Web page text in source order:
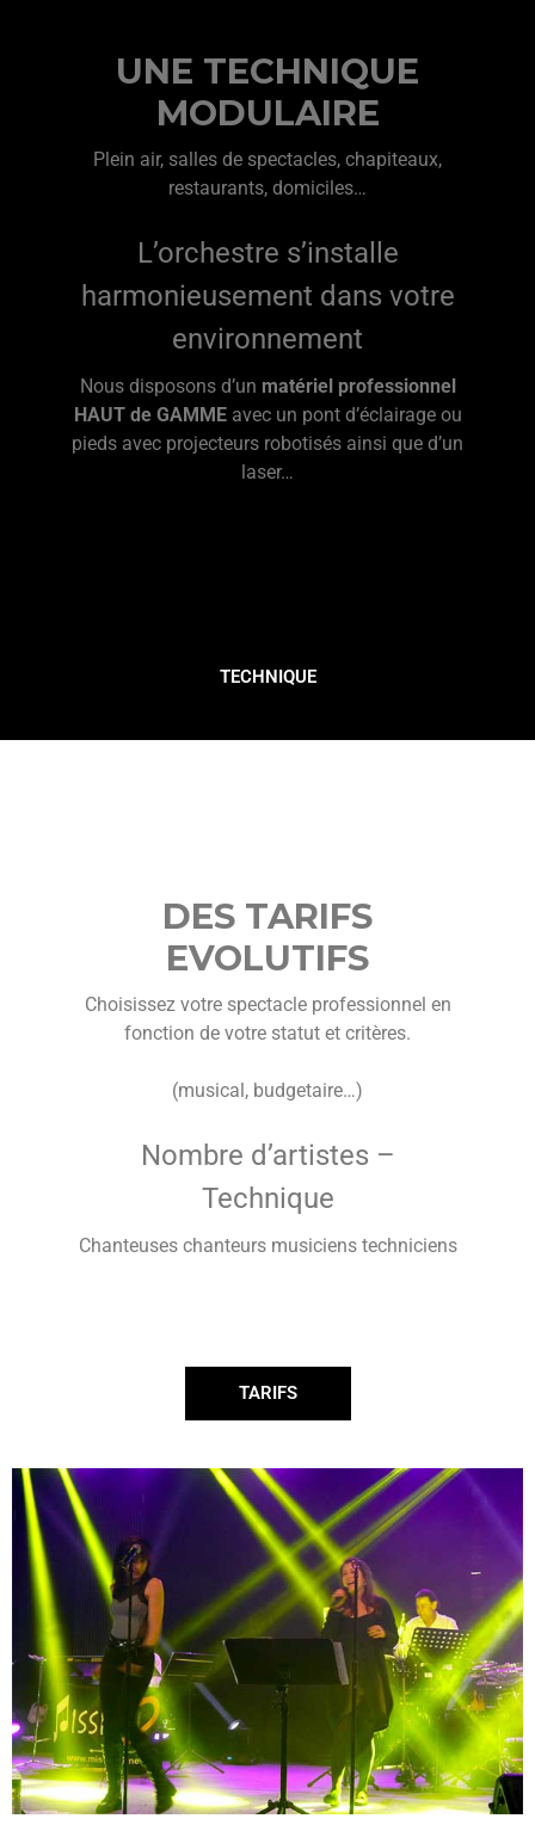
UNE TECHNIQUE
MODULAIRE
Plein air, salles de spectacles, chapiteaux,
restaurants, domiciles…
L’orchestre s’installe
harmonieusement dans votre
environnement
Nous disposons d’un matériel professionnel
HAUT de GAMME avec un pont d’éclairage ou
pieds avec projecteurs robotisés ainsi que d’un
laser…
TECHNIQUE
DES TARIFS
EVOLUTIFS
Choisissez votre spectacle professionnel en
fonction de votre statut et critères.
(musical, budgetaire…)
Nombre d’artistes –
Technique
Chanteuses chanteurs musiciens techniciens
TARIFS